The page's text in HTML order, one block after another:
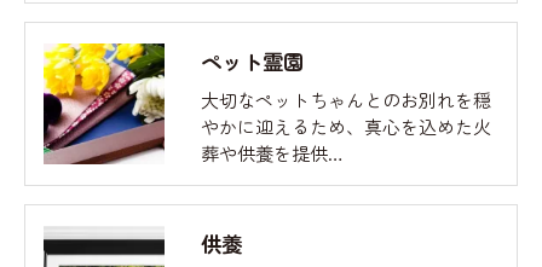
ペット霊園
大切なペットちゃんとのお別れを穏
やかに迎えるため、真心を込めた火
葬や供養を提供…
供養